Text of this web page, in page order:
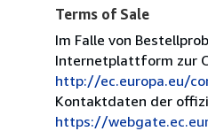
Terms of Sale
Im Falle von
Internetplattform zur
http://ec.europa.eu/
Kontaktdaten der
https://